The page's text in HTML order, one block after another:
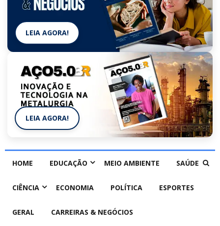
LEIA AGORA!
LEIA AGORA!
HOME EDUCAÇÃO MEIO AMBIENTE SAÚDE
CIÊNCIA ECONOMIA POLÍTICA ESPORTES
GERAL CARREIRAS & NEGÓCIOS